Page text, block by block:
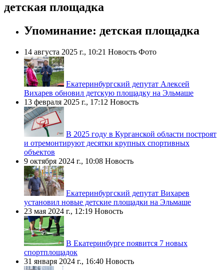
детская площадка
Упоминание: детская площадка
14 августа 2025 г., 10:21 Новость Фото
Екатеринбургский депутат Алексей
Вихарев обновил детскую площадку на Эльмаше
13 февраля 2025 г., 17:12 Новость
В 2025 году в Курганской области построят
и отремонтируют десятки крупных спортивных
объектов
9 октября 2024 г., 10:08 Новость
Екатеринбургский депутат Вихарев
установил новые детские площадки на Эльмаше
23 мая 2024 г., 12:19 Новость
В Екатеринбурге появится 7 новых
спортплощадок
31 января 2024 г., 16:40 Новость